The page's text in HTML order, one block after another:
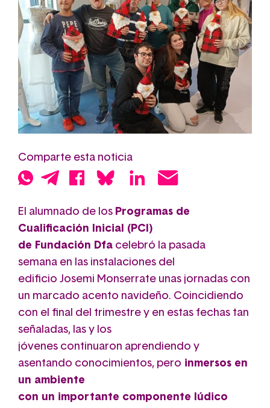
Comparte esta noticia
El alumnado de los Programas de
Cualificación Inicial (PCI)
de Fundación Dfa celebró la pasada
semana en las instalaciones del
edificio Josemi Monserrate unas jornadas con
un marcado acento navideño. Coincidiendo
con el final del trimestre y en estas fechas tan
señaladas, las y los
jóvenes continuaron aprendiendo y
asentando conocimientos, pero inmersos en
un ambiente
con un importante componente lúdico